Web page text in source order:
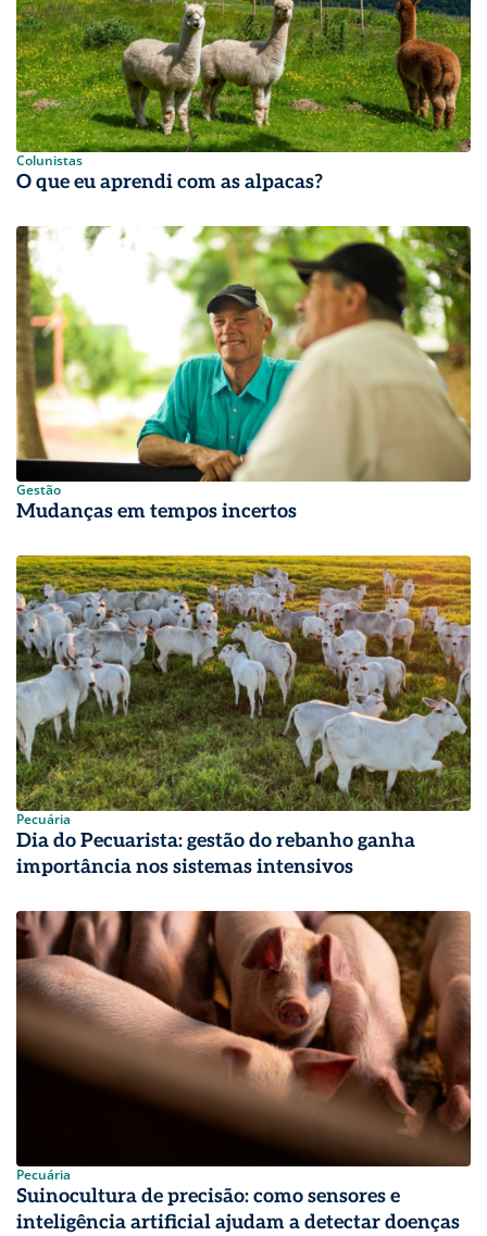
Colunistas
O que eu aprendi com as alpacas?
Gestão
Mudanças em tempos incertos
Pecuária
Dia do Pecuarista: gestão do rebanho ganha
importância nos sistemas intensivos
Pecuária
Suinocultura de precisão: como sensores e
inteligência artificial ajudam a detectar doenças